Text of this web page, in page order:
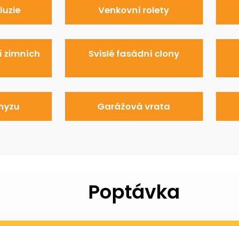
Venkovní rolety
zimních Svislé fasádní clony
Garážová vrata
Poptávka